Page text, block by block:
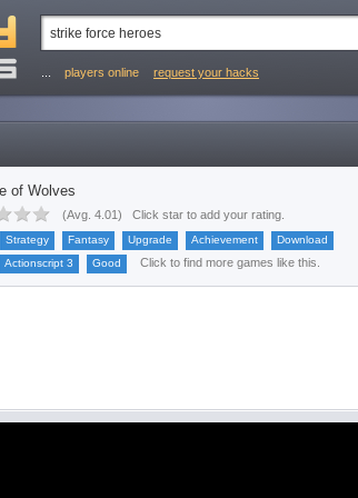
players online request your hacks
of Wolves
(Avg. 4.01) Click star to add your rating.
Strategy Fantasy Upgrade Achievement
Download
Actionscript 3 Good Click to find more games like this.